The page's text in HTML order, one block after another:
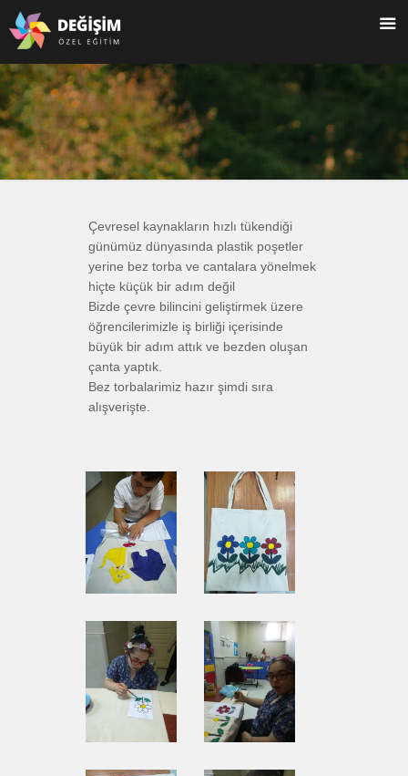
Çevresel kaynakların hızlı tükendiği
günümüz dünyasında plastik poşetler
yerine bez torba ve cantalara yönelmek
hiçte küçük bir adım değil
Bizde çevre bilincini geliştirmek üzere
öğrencilerimizle iş birliği içerisinde
büyük bir adım attık ve bezden oluşan
çanta yaptık.
Bez torbalarimiz hazır şimdi sıra
alışverişte.